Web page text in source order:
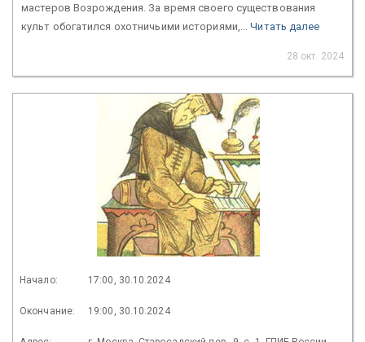
мастеров Возрождения. За время своего существования
культ обогатился охотничьими историями,...Читать далее
28 окт. 2024
Начало: 17:00, 30.10.2024
Окончание: 19:00, 30.10.2024